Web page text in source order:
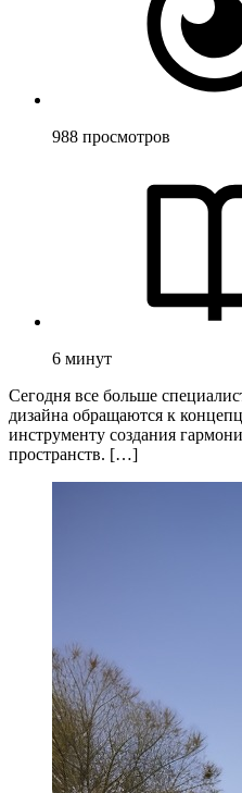
988 просмотров
6 минут
Сегодня все больше
дизайна обращаются к
инструменту создания
пространств. […]